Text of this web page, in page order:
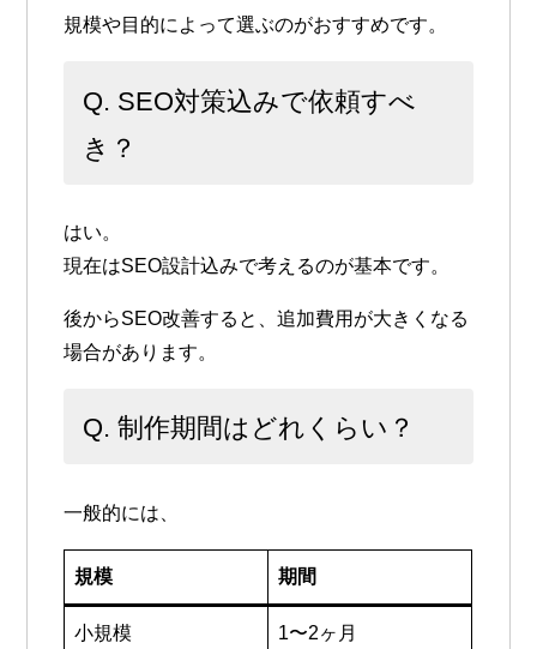
規模や目的によって選ぶのがおすすめです。
Q. SEO対策込みで依頼すべ
き？
はい。
現在はSEO設計込みで考えるのが基本です。
後からSEO改善すると、追加費用が大きくなる
場合があります。
Q. 制作期間はどれくらい？
一般的には、
規模 期間
小規模 1〜2ヶ月